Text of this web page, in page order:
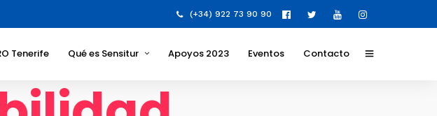
(+34) 922 73 90 90
Tenerife Qué es Sensitur
Sociedad
Apoyos 2023 Eventos Contacto